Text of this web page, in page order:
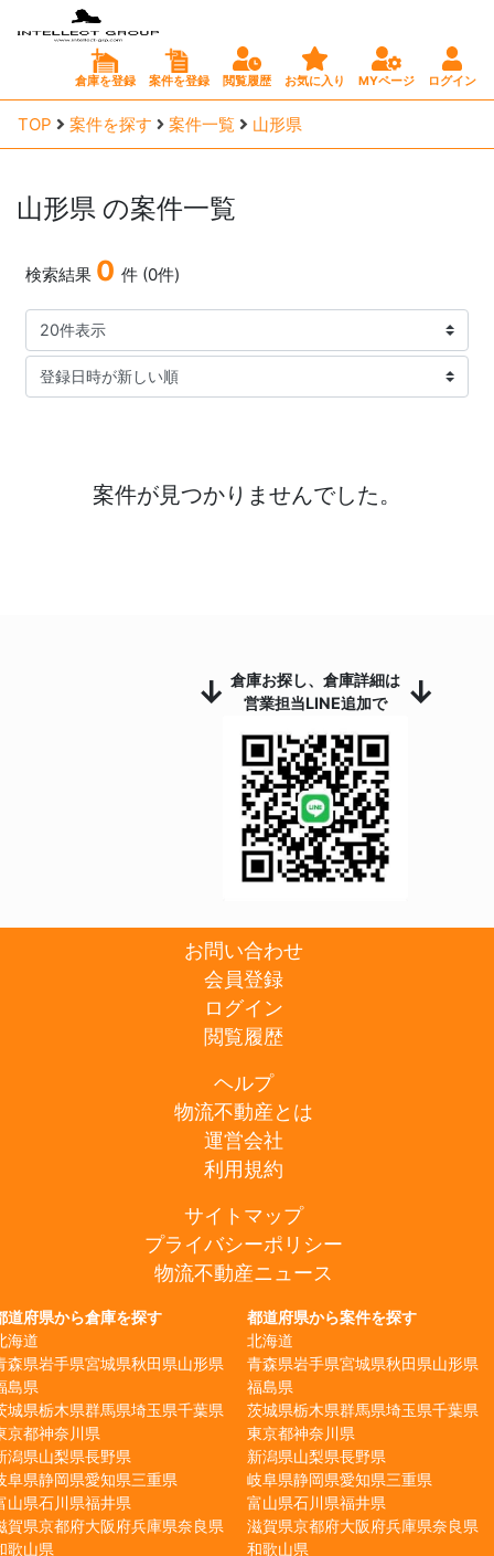
倉庫を登録 案件を登録 閲覧履歴 お気に入り MYページ ログイン
TOP 案件を探す 案件一覧 山形県
山形県 の案件一覧
検索結果 0 件 (0件)
案件が見つかりませんでした。
↓ 倉庫お探し、倉庫詳細は
営業担当LINE追加で
↓
お問い合わせ
会員登録
ログイン
閲覧履歴
ヘルプ
物流不動産とは
運営会社
利用規約
サイトマップ
プライバシーポリシー
物流不動産ニュース
道府県から倉庫を探す
海道
森県岩手県宮城県秋田県山形県
島県
城県栃木県群馬県埼玉県千葉県
京都神奈川県
潟県山梨県長野県
阜県静岡県愛知県三重県
山県石川県福井県
賀県京都府大阪府兵庫県奈良県
歌山県
都道府県から案件を探す
北海道
青森県岩手県宮城県秋田県山形県
福島県
茨城県栃木県群馬県埼玉県千葉県
東京都神奈川県
新潟県山梨県長野県
岐阜県静岡県愛知県三重県
富山県石川県福井県
滋賀県京都府大阪府兵庫県奈良県
和歌山県